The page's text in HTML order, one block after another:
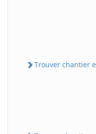
Trouver chantier